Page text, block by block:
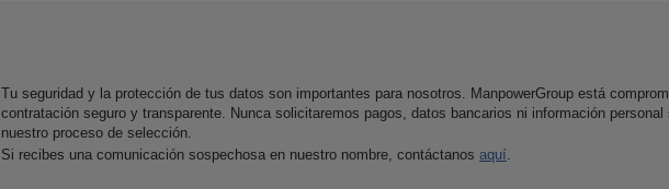
Tu seguridad y la protección de tus datos son importantes para nosotros. ManpowerGroup está
contratación seguro y transparente. Nunca solicitaremos pagos, datos bancarios ni información
nuestro proceso de selección.
Si recibes una comunicación sospechosa en nuestro nombre, contáctanos aquí.